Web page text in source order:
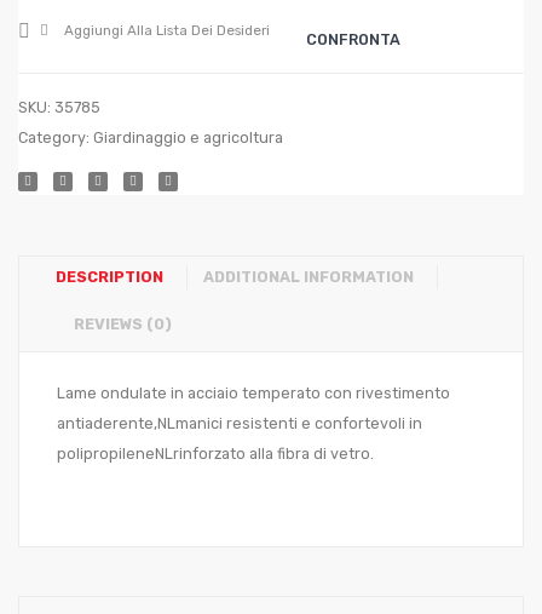
Aggiungi Alla Lista Dei Desideri CONFRONTA
SKU: 35785
Category: Giardinaggio e agricoltura
DESCRIPTION ADDITIONAL INFORMATION
REVIEWS (0)
Lame ondulate in acciaio temperato con rivestimento
antiaderente,NLmanici resistenti e confortevoli in
polipropileneNLrinforzato alla fibra di vetro.